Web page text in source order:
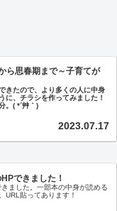
ら思春期まで～子育てが
きたので、より多くの人に中身
に、チラシを作ってみました！
。( *´艸｀)
2023.07.17
できました！
ました。一部本の中身が読める
URL貼ってあります！